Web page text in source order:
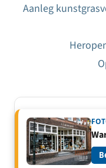
Bericht
navigatie
Aanleg